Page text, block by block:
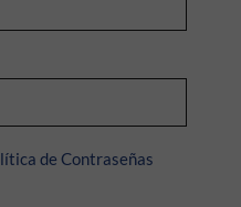
de Contraseñas